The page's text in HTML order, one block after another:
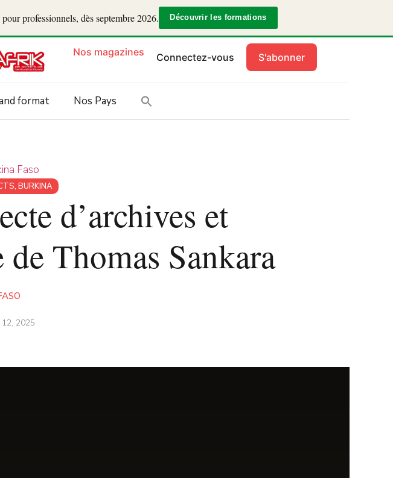
professionnels, dès septembre 2026. Découvrir les formations
Nos magazines Connectez-vous S'abonner
format Nos Pays
Faso
, BURKINA
d’archives et
Thomas Sankara
2025